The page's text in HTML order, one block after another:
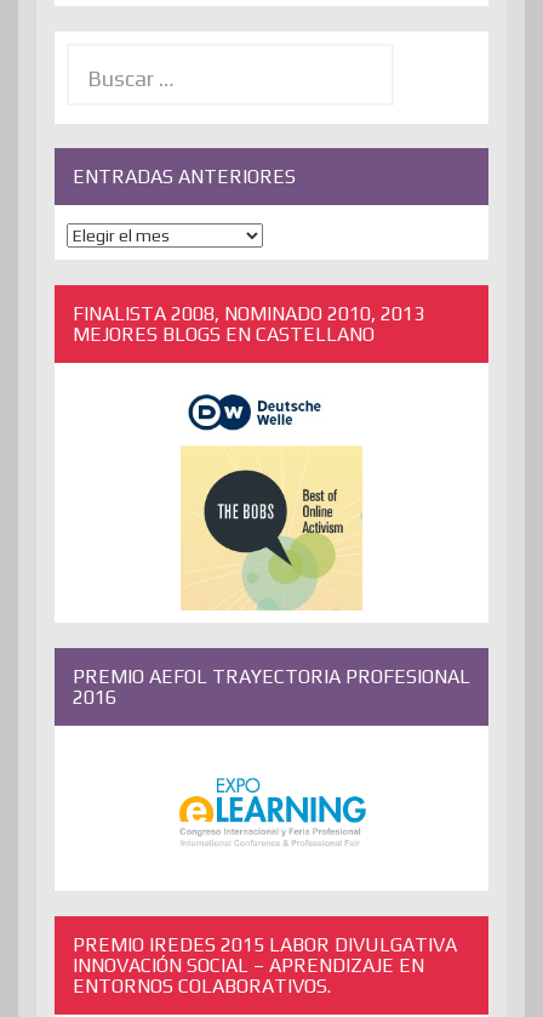
ENTRADAS ANTERIORES
ENTRADAS
ANTERIORES
FINALISTA 2008, NOMINADO 2010, 2013
MEJORES BLOGS EN CASTELLANO
PREMIO AEFOL TRAYECTORIA PROFESIONAL
2016
PREMIO IREDES 2015 LABOR DIVULGATIVA
INNOVACIÓN SOCIAL – APRENDIZAJE EN
ENTORNOS COLABORATIVOS.